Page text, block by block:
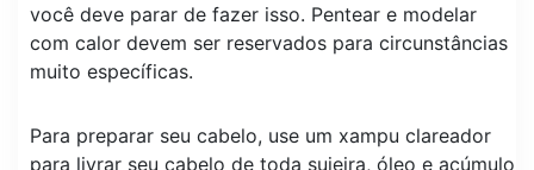
você deve parar de fazer isso. Pentear e modelar
com calor devem ser reservados para circunstâncias
muito específicas.
Para preparar seu cabelo, use um xampu clareador
para livrar seu cabelo de toda sujeira, óleo e acúmulo